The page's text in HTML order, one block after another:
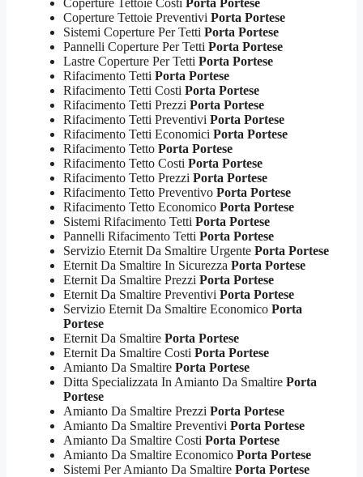
Coperture Tettoie Preventivi Porta Portese
Sistemi Coperture Per Tetti Porta Portese
Pannelli Coperture Per Tetti Porta Portese
Lastre Coperture Per Tetti Porta Portese
Rifacimento Tetti Porta Portese
Rifacimento Tetti Costi Porta Portese
Rifacimento Tetti Prezzi Porta Portese
Rifacimento Tetti Preventivi Porta Portese
Rifacimento Tetti Economici Porta Portese
Rifacimento Tetto Porta Portese
Rifacimento Tetto Costi Porta Portese
Rifacimento Tetto Prezzi Porta Portese
Rifacimento Tetto Preventivo Porta Portese
Rifacimento Tetto Economico Porta Portese
Sistemi Rifacimento Tetti Porta Portese
Pannelli Rifacimento Tetti Porta Portese
Servizio Eternit Da Smaltire Urgente Porta Portese
Eternit Da Smaltire In Sicurezza Porta Portese
Eternit Da Smaltire Prezzi Porta Portese
Eternit Da Smaltire Preventivi Porta Portese
Servizio Eternit Da Smaltire Economico Porta
Portese
Eternit Da Smaltire Porta Portese
Eternit Da Smaltire Costi Porta Portese
Amianto Da Smaltire Porta Portese
Ditta Specializzata In Amianto Da Smaltire Porta
Portese
Amianto Da Smaltire Prezzi Porta Portese
Amianto Da Smaltire Preventivi Porta Portese
Amianto Da Smaltire Costi Porta Portese
Amianto Da Smaltire Economico Porta Portese
Sistemi Per Amianto Da Smaltire Porta Portese